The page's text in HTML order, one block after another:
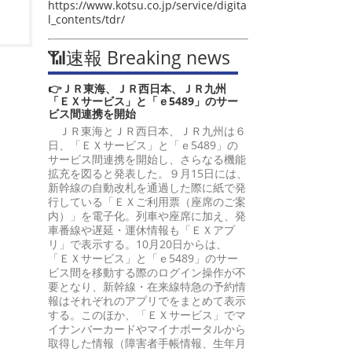
https://www.kotsu.co.jp/service/digita
l_contents/tdr/
📶速報 Breaking news
👉ＪＲ東海、ＪＲ西日本、ＪＲ九州
「ＥＸサービス」と「ｅ5489」のサー
ビス間連携を開始
ＪＲ東海とＪＲ西日本、ＪＲ九州は６
日、「ＥＸサービス」と「ｅ5489」の
サービス間連携を開始し、さらなる機能
拡充を図ると発表した。９月15日には、
新幹線の自動改札を通過した際に紙で発
行している「ＥＸご利用票（座席のご案
内）」を電子化。列車や座席に加え、発
車番線や遅延・運休情報も「ＥＸアプ
リ」で表示する。10月20日からは、
「ＥＸサービス」と「ｅ5489」のサー
ビス間を移動する際のログイン操作が不
要となり、新幹線・在来線特急の予約情
報はそれぞれのアプリでをまとめて表示
する。このほか、「ＥＸサービス」でマ
イナンバーカードやマイナポータルから
取得した情報（障害者手帳情報、生年月